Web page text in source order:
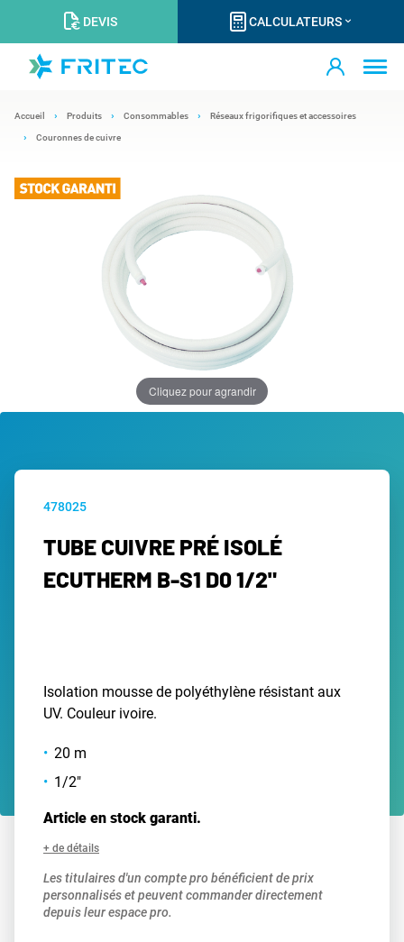
DEVIS CALCULATEURS
Accueil Produits Consommables Réseaux frigorifiques et accessoires
Couronnes de cuivre
Cliquez pour agrandir
478025
TUBE CUIVRE PRÉ ISOLÉ
ECUTHERM B-S1 D0 1/2"
Isolation mousse de polyéthylène résistant aux
UV. Couleur ivoire.
20 m
1/2"
Article en stock garanti.
+ de détails
Les titulaires d'un compte pro bénéficient de prix
personnalisés et peuvent commander directement
depuis leur espace pro.